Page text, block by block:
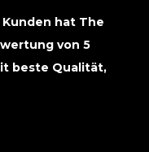
hat The
von 5
beste Qualität,